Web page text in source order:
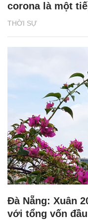
THỜI SỰ
corona là một
Đà Nẵng: Xuân
với tổng vốn